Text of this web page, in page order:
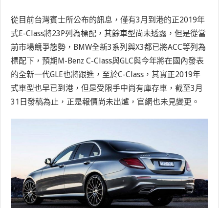
從目前台灣賓士所公布的訊息，僅有3月到港的正2019年
式E-Class將23P列為標配，其餘車型尚未透露，但是從當
前市場競爭態勢，BMW全新3系列與X3都已將ACC等列為
標配下，預期M-Benz C-Class與GLC與今年將在國內發表
的全新一代GLE也將跟進，至於C-Class，其實正2019年
式車型也早已到港，但是受限手中尚有庫存車，截至3月
31日發稿為止，正是報價尚未出爐，官網也未見變更。